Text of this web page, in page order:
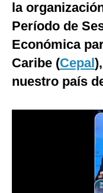
España
Internacional
Tecnología
Club del Suscriptor
Mix
la
Período de
Económica
Caribe (Cepal
nuestro país